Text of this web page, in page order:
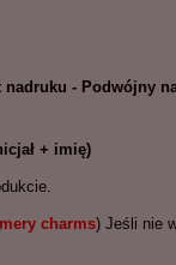
nadruku - Podwójny
+ imię)
charms) Jeśli nie